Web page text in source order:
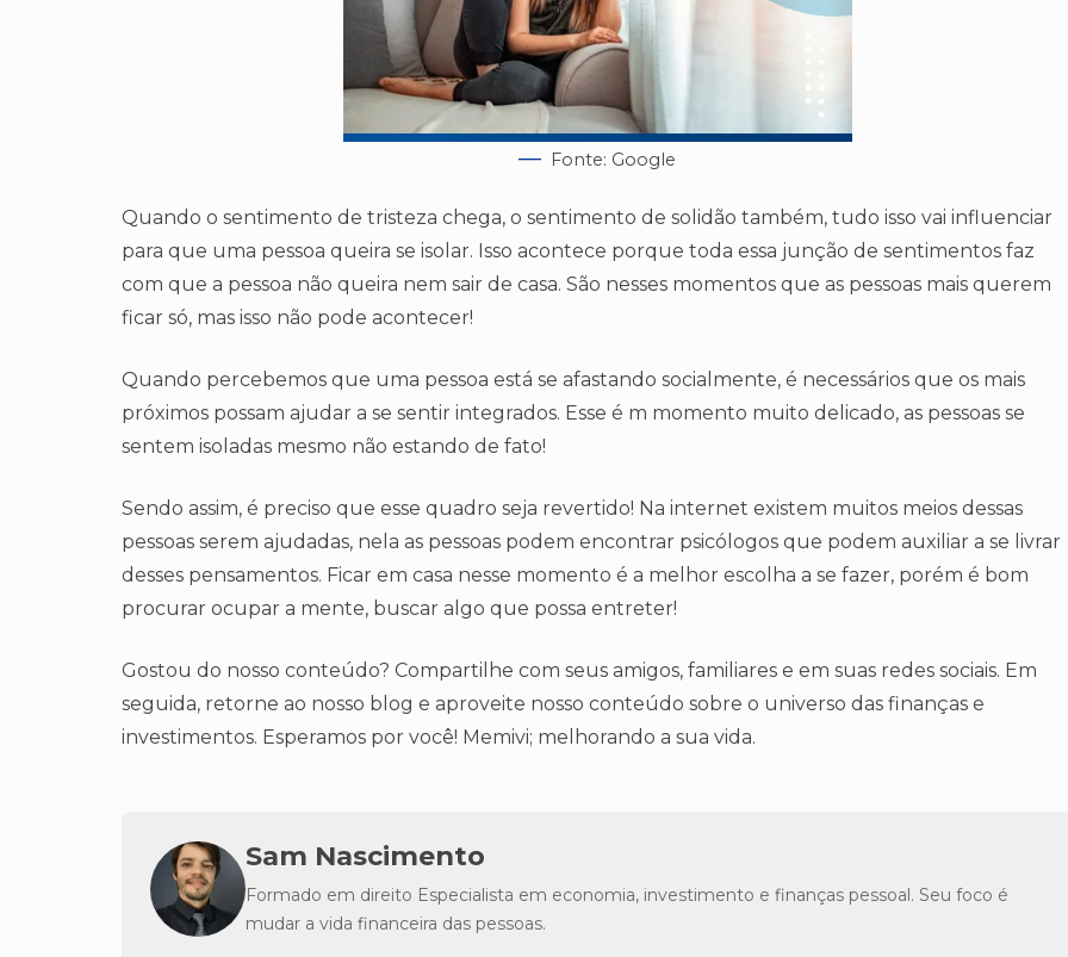
Fonte: Google
Quando o sentimento de tristeza chega, o sentimento de solidão também, tudo isso vai influenciar
para que uma pessoa queira se isolar. Isso acontece porque toda essa junção de sentimentos faz
com que a pessoa não queira nem sair de casa. São nesses momentos que as pessoas mais querem
ficar só, mas isso não pode acontecer!
Quando percebemos que uma pessoa está se afastando socialmente, é necessários que os mais
próximos possam ajudar a se sentir integrados. Esse é m momento muito delicado, as pessoas se
sentem isoladas mesmo não estando de fato!
Sendo assim, é preciso que esse quadro seja revertido! Na internet existem muitos meios dessas
pessoas serem ajudadas, nela as pessoas podem encontrar psicólogos que podem auxiliar a se livrar
desses pensamentos. Ficar em casa nesse momento é a melhor escolha a se fazer, porém é bom
procurar ocupar a mente, buscar algo que possa entreter!
Gostou do nosso conteúdo? Compartilhe com seus amigos, familiares e em suas redes sociais. Em
seguida, retorne ao nosso blog e aproveite nosso conteúdo sobre o universo das finanças e
investimentos. Esperamos por você! Memivi; melhorando a sua vida.
Sam Nascimento
Formado em direito Especialista em economia, investimento e finanças pessoal. Seu foco é
mudar a vida financeira das pessoas.